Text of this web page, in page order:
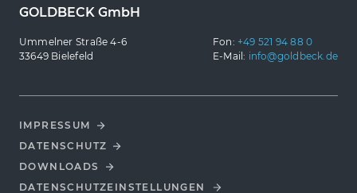
GOLDBECK GmbH
Ummelner Straße 4-6
33649 Bielefeld
Fon: +49 521 94 88 0
E-Mail: info@goldbeck.de
IMPRESSUM
DATENSCHUTZ
DOWNLOADS
DATENSCHUTZ­EINSTELLUNGEN